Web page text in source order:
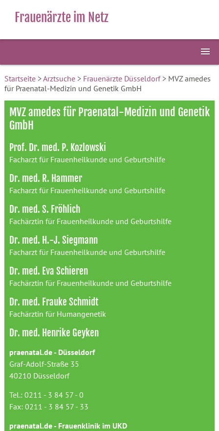
Frauenärzte im Netz
Startseite>Arztsuche> Frauenärzte Düsseldorf> MVZ amedes
für Praenatal-Medizin und Genetik GmbH
MVZ amedes für Praenatal-Medizin und Genetik
GmbH
Prof. Dr. med. P. Kozlowski
Facharzt für Frauenheilkunde und Geburtshilfe
Dr. med. R. Hammer
Facharzt für Frauenheilkunde und Geburtshilfe
Dr. med. S. Fröhlich
Fachärztin für Frauenheilkunde und Geburtshilfe
Dr. med. H.-J. Siegmann
Facharzt für Frauenheilkunde und Geburtshilfe
Dr. med. Eva Schieren
Fachärztin für Frauenheilkunde und Geburtshilfe
Dr. med. Frauke Schmidt
Fachärztin für Humangenetik
Dr. med. Henrike Geyken
praenatal.de - Düsseldorf
Graf-Adolf-Straße 35
40210 Düsseldorf
Tel.: 0211 - 3 84 57 - 0
Fax: 0211 - 3 84 57 - 33
praenatal.de - Frauenklinik im UKD